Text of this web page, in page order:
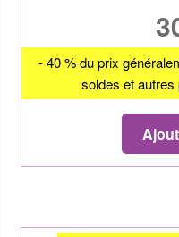
- 40 % du prix
soldes et autres